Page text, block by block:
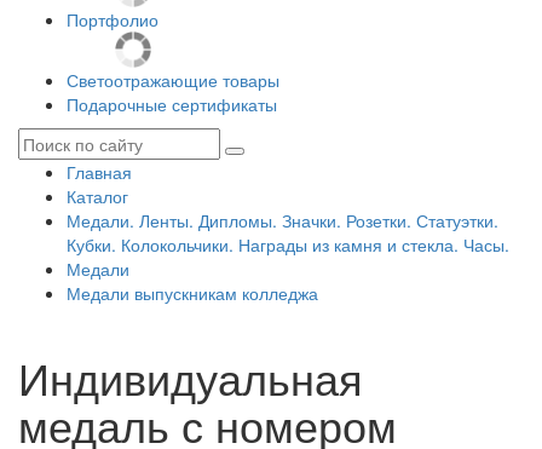
Портфолио
Светоотражающие товары
Подарочные сертификаты
Главная
Каталог
Медали. Ленты. Дипломы. Значки. Розетки. Статуэтки.
Кубки. Колокольчики. Награды из камня и стекла. Часы.
Медали
Медали выпускникам колледжа
Индивидуальная
медаль с номером